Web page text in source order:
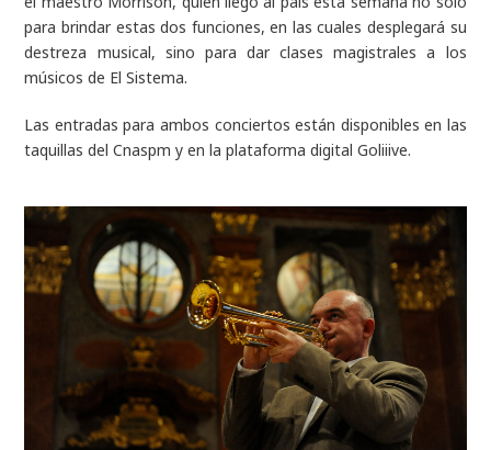
para brindar estas dos funciones, en las cuales desplegará su
destreza musical, sino para dar clases magistrales a los
músicos de El Sistema.
Las entradas para ambos conciertos están disponibles en las
taquillas del Cnaspm y en la plataforma digital Goliiive.